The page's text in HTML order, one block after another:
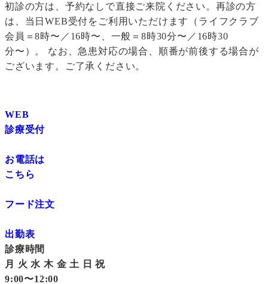
初診の方は、予約なしで直接ご来院ください。再診の方
は、当日WEB受付をご利用いただけます（ライフクラブ
会員＝8時〜／16時〜、一般＝8時30分〜／16時30
分〜）。 なお、急患対応の場合、順番が前後する場合が
ございます。ご了承ください。
WEB
診療受付
お電話は
こちら
フード注文
出勤表
診療時間
月
火 水 木 金 土 日 祝
9:00〜12:00